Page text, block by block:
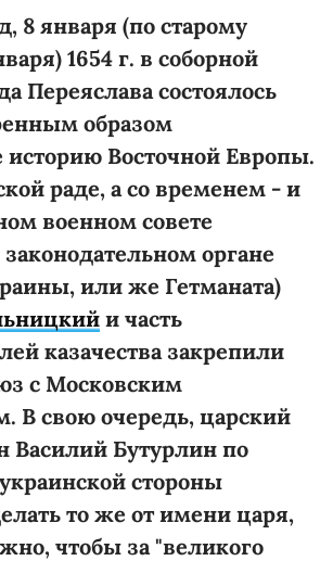
8 января (по старому
1654 г. в соборной
Переяслава состоялось
образом
Восточной Европы.
раде, а со временем - и
военном совете
органе
или же Гетманата)
и часть
казачества закрепили
с Московским
В свою очередь, царский
Василий Бутурлин по
стороны
то же от имени царя,
чтобы за "великого